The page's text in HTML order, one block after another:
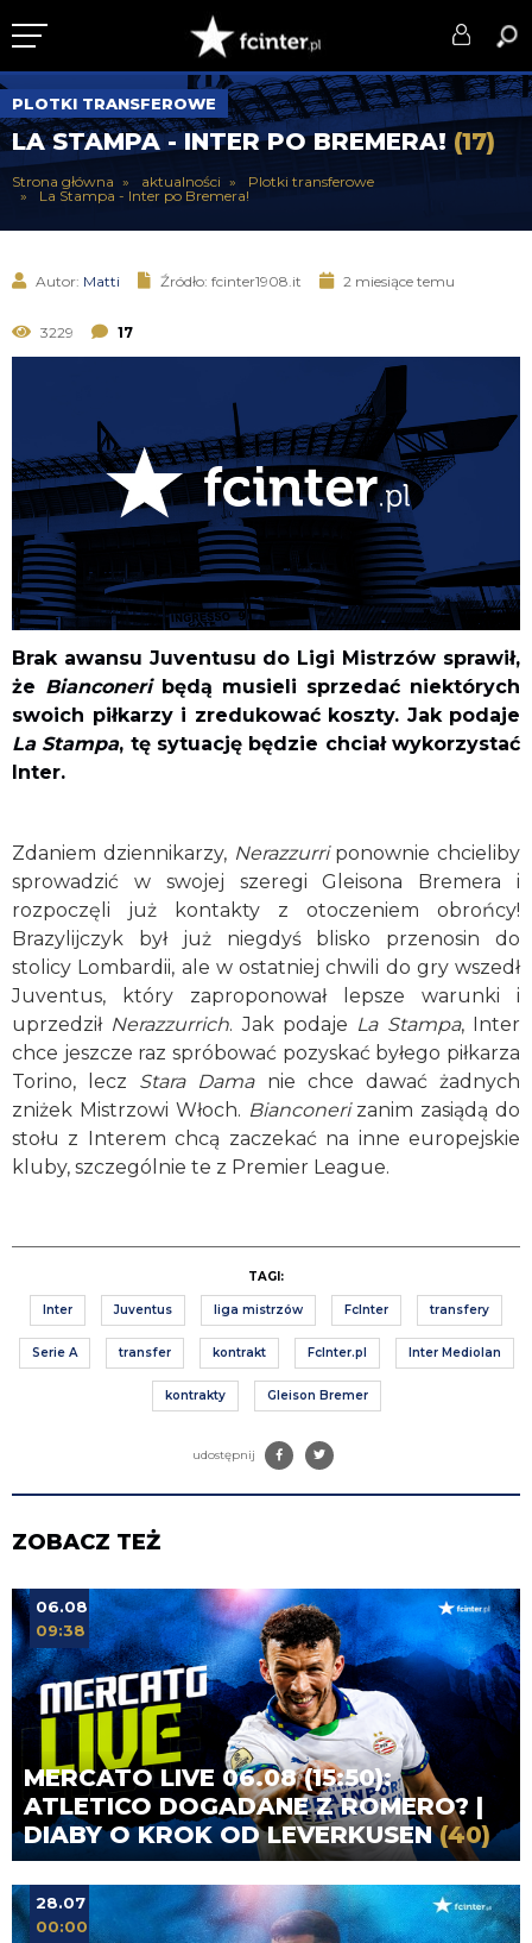
KLUB
DRUŻYNA
SERIE A
SERWIS
PLOTKI TRANSFEROWE
LA STAMPA - INTER PO BREMERA! (17)
Strona główna aktualności
Plotki transferowe
La Stampa - Inter po Bremera!
Autor: Matti Źródło: fcinter1908.it 2 miesiące temu
3229 17
Brak awansu Juventusu do Ligi Mistrzów sprawił,
że Bianconeribędą musieli sprzedać niektórych
swoich piłkarzy i zredukować koszty. Jak podaje
La Stampa, tę sytuację będzie chciał wykorzystać
Inter.
Zdaniem dziennikarzy, Nerazzurriponownie chcieliby
sprowadzić w swojej szeregi Gleisona Bremera i
rozpoczęli już kontakty z otoczeniem obrońcy!
Brazylijczyk był już niegdyś blisko przenosin do
stolicy Lombardii, ale w ostatniej chwili do gry wszedł
Juventus, który zaproponował lepsze warunki i
uprzedził Nerazzurrich. Jak podaje La Stampa, Inter
chce jeszcze raz spróbować pozyskać byłego piłkarza
Torino, lecz Stara Damanie chce dawać żadnych
zniżek Mistrzowi Włoch. Bianconerizanim zasiądą do
stołu z Interem chcą zaczekać na inne europejskie
kluby, szczególnie te z Premier League.
TAGI:
Inter Juventus liga mistrzów FcInter transfery
Serie A transfer kontrakt FcInter.pl Inter Mediolan
kontrakty Gleison Bremer
udostępnij
ZOBACZ TEŻ
MERCATO LIVE 06.08 (15:50):
ATLETICO DOGADANE Z ROMERO? |
DIABY O KROK OD LEVERKUSEN(40)
06.08
09:38
28.07
00:00